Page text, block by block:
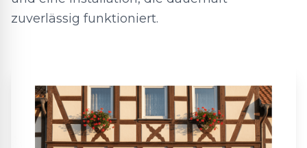
zuverlässig funktioniert.